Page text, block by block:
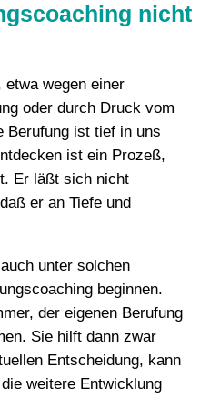
nicht
wegen einer
oder durch Druck vom
Berufung ist tief in uns
ist ein Prozeß,
Er läßt sich nicht
er an Tiefe und
unter solchen
beginnen.
der eigenen Berufung
Sie hilft dann zwar
Entscheidung, kann
weitere Entwicklung